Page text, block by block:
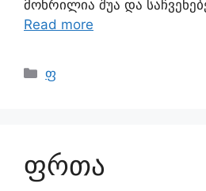
მოხრილია შუა და
Read more
ფ
ფრთა